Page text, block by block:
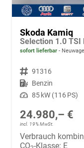
Skoda Kamiq
sofort lieferbar
Fahrzeugnr. 91316
Kraftstoff Benzin
Leistung 85 kW (116 PS)
24.980,– €
incl. 19% MwSt.
Verbrauch
CO -Klasse: E